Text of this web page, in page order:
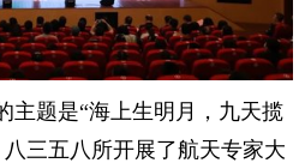
主题是“海上生明月，九天揽
三五八所开展了航天专家大